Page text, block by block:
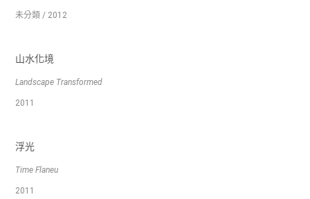
未分類 / 2012
山水化境
Landscape Transformed
2011
浮光
Time Flaneu
2011